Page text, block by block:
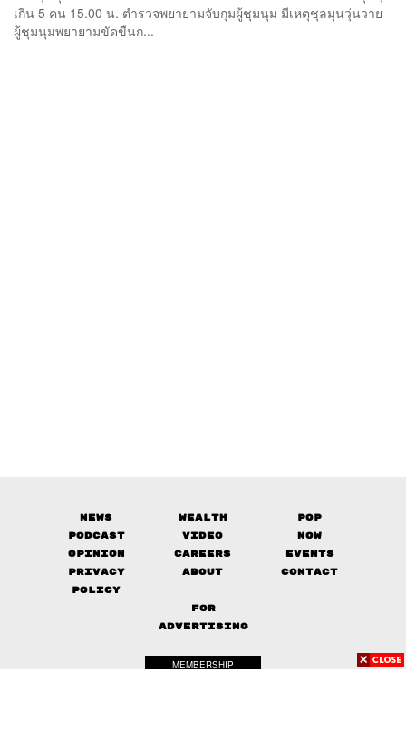
เกิน 5 คน 15.00 น. ตำรวจพยายามจับกุมผู้ชุมนุม มีเหตุชุลมุนวุ่นวาย
ผู้ชุมนุมพยายามขัดขืนก...
News Wealth
Pop
Podcast
Video
Now
Opinion
Careers
Events
Privacy
Policy
About Contact
FOR
ADVERTISING
MEMBERSHIP